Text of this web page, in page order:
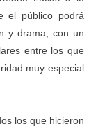
el público podrá
y drama, con un
entre los que
muy especial
los que hicieron